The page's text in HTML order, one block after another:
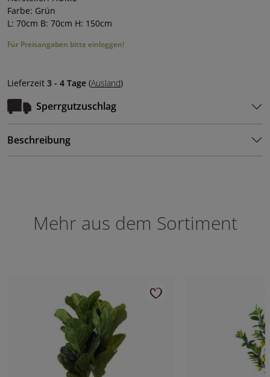
Farbe: Grün
L: 70cm B: 70cm H: 150cm
Für Preisangaben bitte einloggen!
Lieferzeit 3 - 4 Tage (Ausland)
Sperrgutzuschlag
Beschreibung
Mehr aus dem Sortiment